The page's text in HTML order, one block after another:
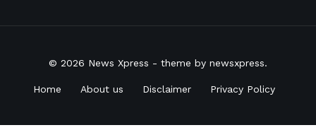
© 2026 News Xpress - theme by newsxpress.
Home About us Disclaimer Privacy Policy